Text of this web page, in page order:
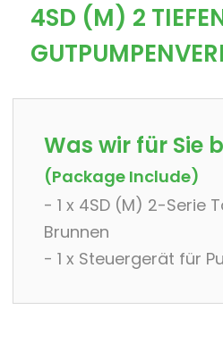
4SD (M) 2
Was wir für Sie
(Package Include)
- 1 x 4SD (M) 2-Serie
Brunnen
- 1 x Steuergerät für